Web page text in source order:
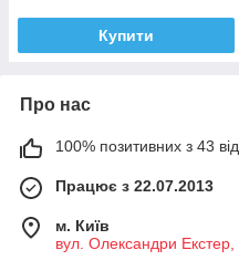
Купити
Про нас
100% позитивних з 43
Працює з 22.07.2013
м. Київ
вул. Олександри Екстер,